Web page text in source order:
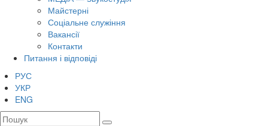
Майстерні
Соціальне служіння
Вакансії
Контакти
Питання і відповіді
РУС
УКР
ENG